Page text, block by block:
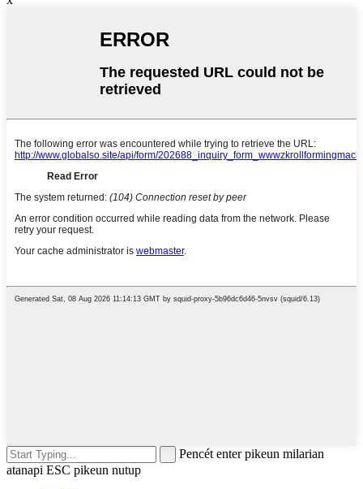
Pencét enter pikeun milarian
atanapi ESC pikeun nutup